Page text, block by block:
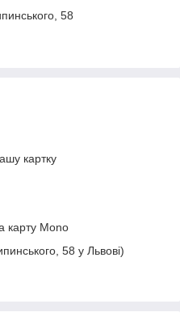
58
картку
карту Mono
58 у Львові)